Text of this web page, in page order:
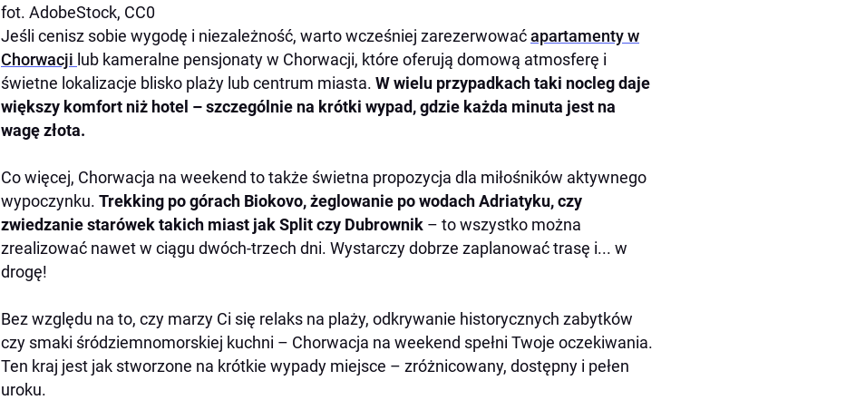
fot. AdobeStock, CC0
Jeśli cenisz sobie wygodę i niezależność, warto wcześniej zarezerwowaćapartamenty w
Chorwacji lub kameralne pensjonaty w Chorwacji, które oferują domową atmosferę i
świetne lokalizacje blisko plaży lub centrum miasta. W wielu przypadkach taki nocleg daje
większy komfort niż hotel – szczególnie na krótki wypad, gdzie każda minuta jest na
wagę złota.
Co więcej, Chorwacja na weekend to także świetna propozycja dla miłośników aktywnego
wypoczynku. Trekking po górach Biokovo, żeglowanie po wodach Adriatyku, czy
zwiedzanie starówek takich miast jak Split czy Dubrownik – to wszystko można
zrealizować nawet w ciągu dwóch-trzech dni. Wystarczy dobrze zaplanować trasę i... w
drogę!
Bez względu na to, czy marzy Ci się relaks na plaży, odkrywanie historycznych zabytków
czy smaki śródziemnomorskiej kuchni – Chorwacja na weekend spełni Twoje oczekiwania.
Ten kraj jest jak stworzone na krótkie wypady miejsce – zróżnicowany, dostępny i pełen
uroku.